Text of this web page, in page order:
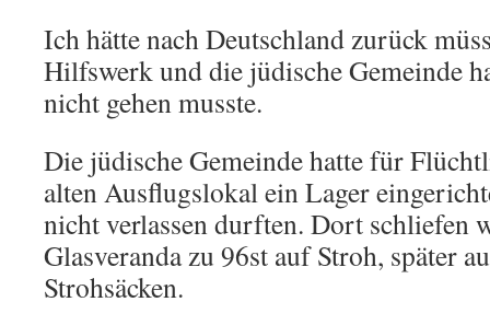
Ich hätte nach Deutschland zurück
Hilfswerk und die jüdische Gemeinde
nicht gehen musste.
Die jüdische Gemeinde hatte für
alten Ausflugslokal ein Lager
nicht verlassen durften. Dort schliefen
Glasveranda zu 96st auf Stroh, später
Strohsäcken.